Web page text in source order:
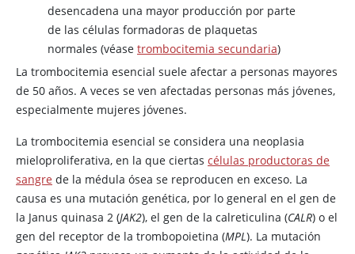
desencadena una mayor producción por parte
de las células formadoras de plaquetas
normales (véase trombocitemia secundaria)
La trombocitemia esencial suele afectar a personas mayores
de 50 años. A veces se ven afectadas personas más jóvenes,
especialmente mujeres jóvenes.
La trombocitemia esencial se considera una neoplasia
mieloproliferativa, en la que ciertas células productoras de
sangre de la médula ósea se reproducen en exceso. La
causa es una mutación genética, por lo general en el gen de
la Janus quinasa 2 (JAK2), el gen de la calreticulina (CALR) o el
gen del receptor de la trombopoietina (MPL). La mutación